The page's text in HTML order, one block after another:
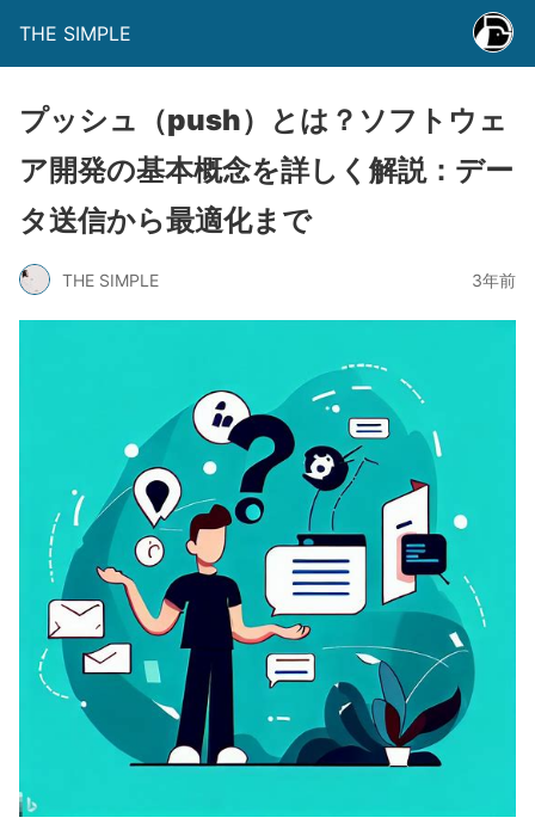
THE SIMPLE
プッシュ（push）とは？ソフトウェ
ア開発の基本概念を詳しく解説：デー
タ送信から最適化まで
THE SIMPLE 3年前